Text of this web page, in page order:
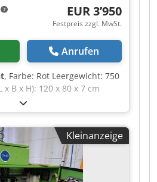
EUR 3’950
Festpreis zzgl. MwSt.
Anrufen
, Farbe: Rot Leergewicht: 750
x B x H): 120 x 80 x 7 cm
- Dokumentation
Zertifikat vorhanden: Nein -
x 800mm x 75mm (l x b
[kg]: 750kg -
1 Finanzielle
Der angegebene
Mehrwertsteuer
Kleinanzeige